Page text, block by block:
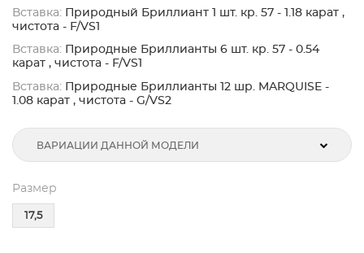
Вставка: Природный Бриллиант 1 шт. кр. 57 - 1.18 карат ,
чистота - F/VS1
Вставка: Природные Бриллианты 6 шт. кр. 57 - 0.54
карат , чистота - F/VS1
Вставка: Природные Бриллианты 12 шр. MARQUISE -
1.08 карат , чистота - G/VS2
ВАРИАЦИИ ДАННОЙ МОДЕЛИ
Размер
17,5